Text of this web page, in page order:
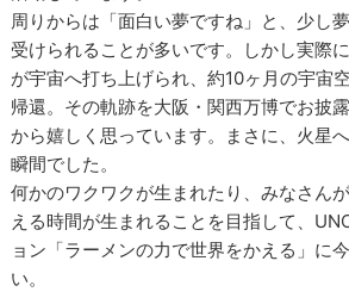
周りからは「面白い夢ですね」と、少し
受けられることが多いです。しかし実際
が宇宙へ打ち上げられ、約10ヶ月の宇宙
帰還。その軌跡を大阪・関西万博でお披
から嬉しく思っています。まさに、火星
瞬間でした。
何かのワクワクが生まれたり、みなさん
える時間が生まれることを目指して、
ョン「ラーメンの力で世界をかえる」に
い。